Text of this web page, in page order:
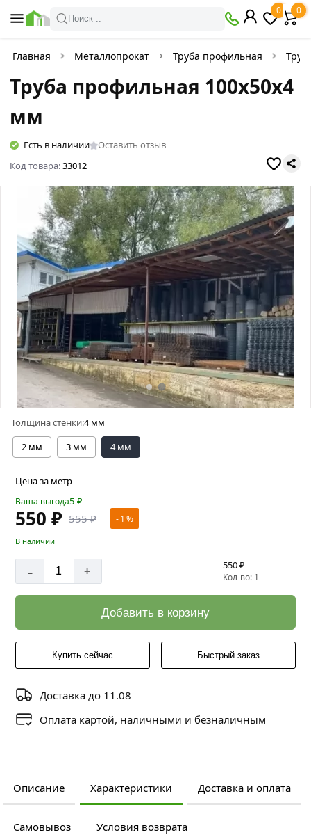
Поиск ..
0 0
Главная Металлопрокат Труба профильная
Труба профильная 100х50х4
мм
Есть в наличии
Оставить отзыв
Код товара:33012
Толщина стенки:4 мм
2 мм
3 мм 4 мм
Цена за метр
Ваша выгода5 ₽
550 ₽ 555 ₽ - 1 %
В наличии
- + 550 ₽
Кол-во: 1
Добавить в корзину
Купить сейчас Быстрый заказ
Доставка до 11.08
Оплата картой, наличными и безналичным
Описание Характеристики Доставка и оплата
Самовывоз Условия возврата